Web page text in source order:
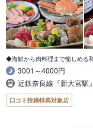
◆海鮮から肉料理まで愉しめる
3001～4000円
近鉄奈良線『新大宮駅
口コミ投稿特典対象店